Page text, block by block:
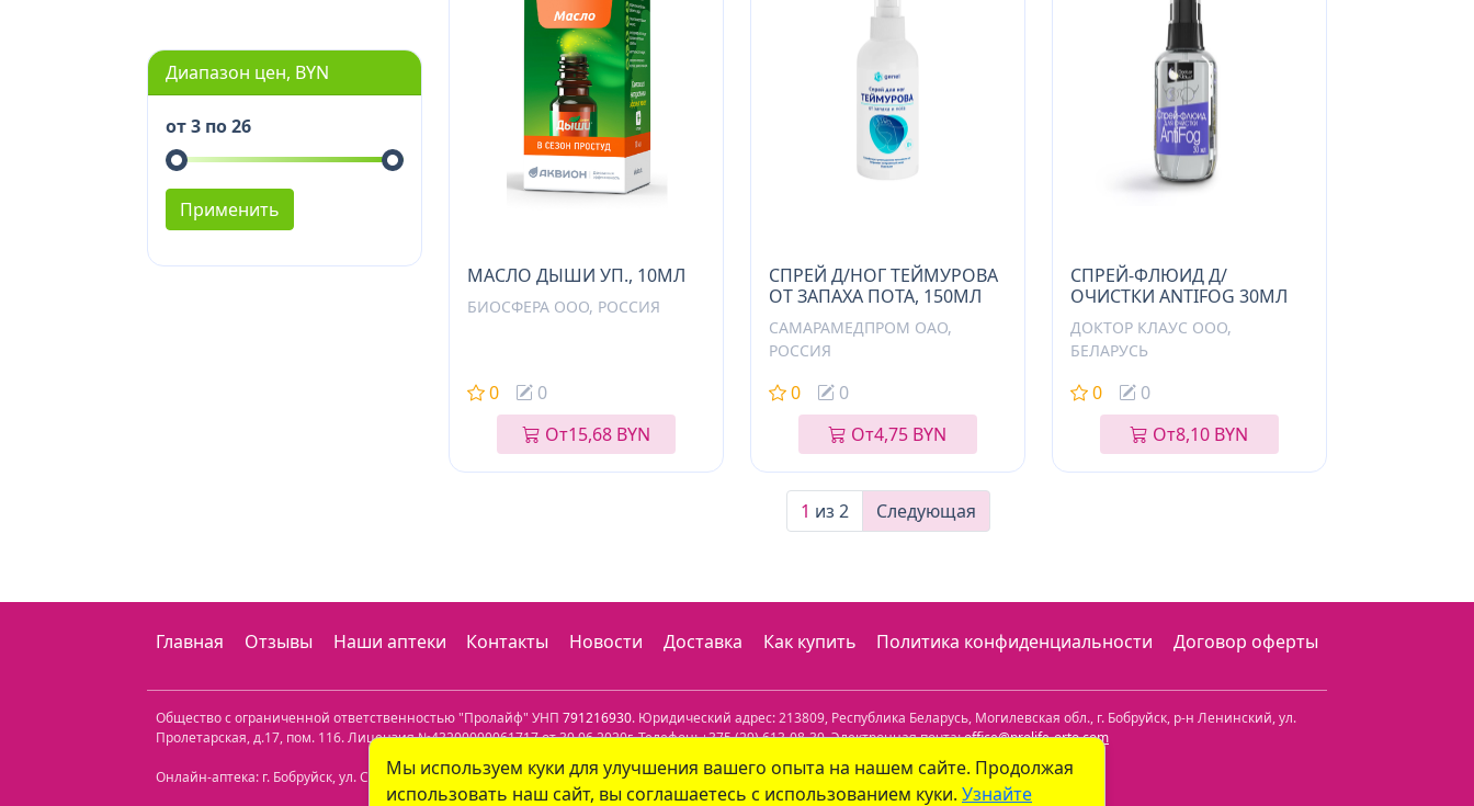
Диапазон цен, BYN
от 3 по 26
Применить
МАСЛО ДЫШИ УП., 10МЛ
БИОСФЕРА ООО, РОССИЯ
0
0
От15,68 BYN
СПРЕЙ Д/НОГ ТЕЙМУРОВА
ОТ ЗАПАХА ПОТА, 150МЛ
САМАРАМЕДПРОМ ОАО,
РОССИЯ
0
0
От4,75 BYN
СПРЕЙ-ФЛЮИД Д/
ОЧИСТКИ ANTIFOG 30МЛ
ДОКТОР КЛАУС ООО,
БЕЛАРУСЬ
0
0
От8,10 BYN
1 из 2 Следующая
Главная Отзывы Наши аптеки Контакты Новости Доставка Как купить Политика конфиденциальности Договор оферты
Общество с ограниченной ответственностью "Пролайф" УНП 791216930. Юридический адрес:213809, Республика Беларусь, Могилевская обл., г. Бобруйск, р-н Ленинский,ул.
Пролетарская, д.17, пом. 116. Лицензия №43200000061717 от 30.06.2020г. Телефон:+375 (29) 613-08-30. Электронная почта:office@prolife-orto.com
Онлайн-аптека: г. Бобруйск, ул. Советская 40-3. Телефон: +375 (29) 339-79-59. Электронная почта: info@aptekaonline.by
Мы используем куки для улучшения вашего опыта на нашем сайте. Продолжая
использовать наш сайт, вы соглашаетесь с использованием куки. Узнайте